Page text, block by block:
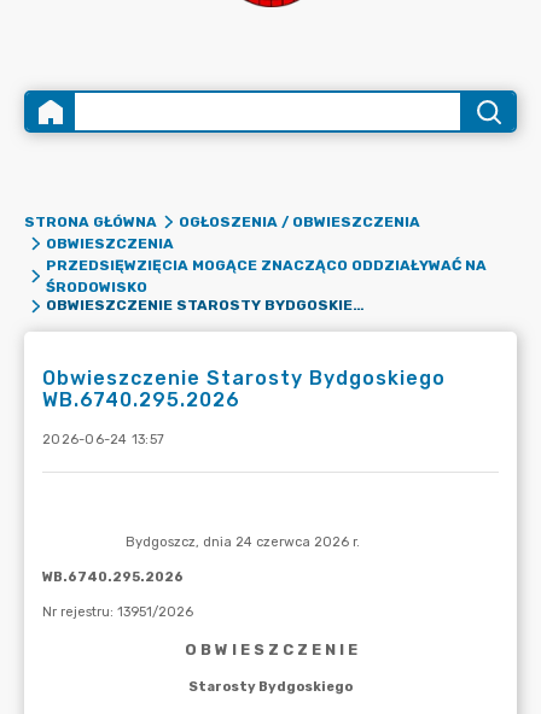
STRONA GŁÓWNA
OGŁOSZENIA / OBWIESZCZENIA
OBWIESZCZENIA
PRZEDSIĘWZIĘCIA MOGĄCE ZNACZĄCO ODDZIAŁYWAĆ NA
ŚRODOWISKO
OBWIESZCZENIE STAROSTY BYDGOSKIEGO WB.6740.295.2026
Obwieszczenie Starosty Bydgoskiego
WB.6740.295.2026
2026-06-24 13:57